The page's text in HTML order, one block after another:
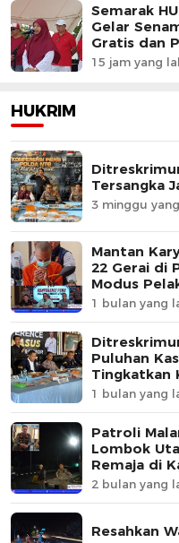
Semarak
Gelar
Gratis dan
Putih
15 jam yang
HUKRIM
Tersangka
3 minggu
Mantan
22 Gerai di
Modus
1 bulan yang
Puluhan
Tingkatkan
1 bulan yang
Patroli
Lombok
Remaja di
2 bulan yang
Resahkan